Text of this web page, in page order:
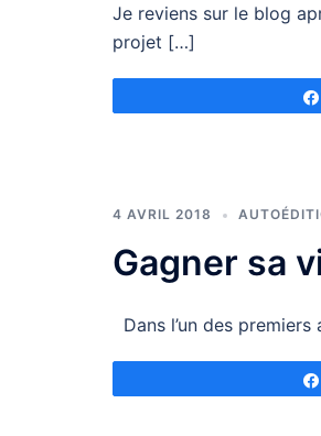
Je reviens sur le blog
projet […]
4 AVRIL 2018
Gagner sa
Dans l’un des